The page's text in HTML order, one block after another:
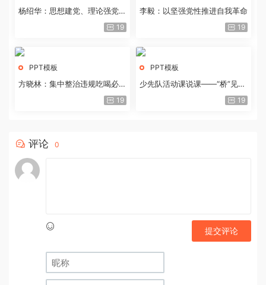
杨绍华：思想建党、理论强党的
19
李毅：以坚强党性推进自我革命
19
PPT模板
方晓林：集中整治违规吃喝必须
19
PPT模板
少先队活动课说课——“桥”见中
19
评论 0
提交评论